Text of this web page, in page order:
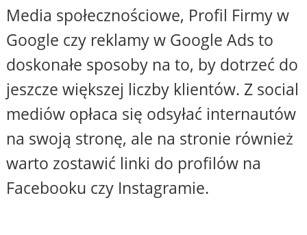
Media społecznościowe, Profil Firmy w
Google czy reklamy w Google Ads to
doskonałe sposoby na to, by dotrzeć do
jeszcze większej liczby klientów. Z social
mediów opłaca się odsyłać internautów
na swoją stronę, ale na stronie również
warto zostawić linki do profilów na
Facebooku czy Instagramie.